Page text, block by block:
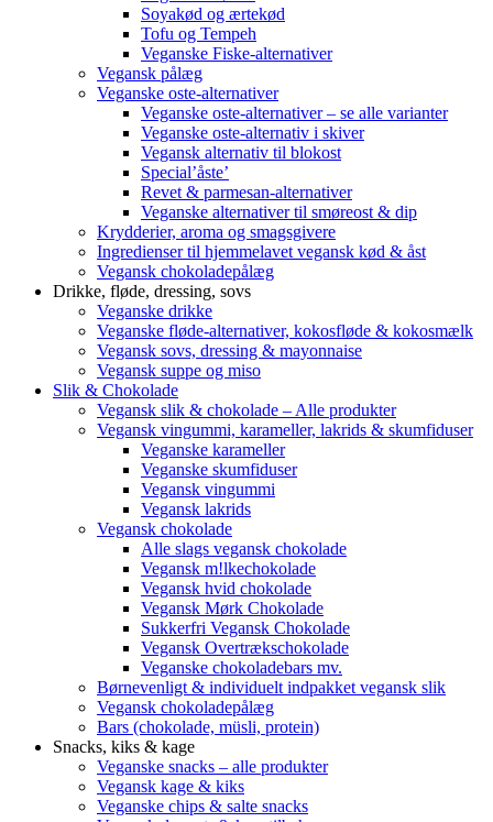
Soyakød og ærtekød
Tofu og Tempeh
Veganske Fiske-alternativer
Vegansk pålæg
Veganske oste-alternativer
Veganske oste-alternativer – se alle varianter
Veganske oste-alternativ i skiver
Vegansk alternativ til blokost
Special’åste’
Revet & parmesan-alternativer
Veganske alternativer til smøreost & dip
Krydderier, aroma og smagsgivere
Ingredienser til hjemmelavet vegansk kød & åst
Vegansk chokoladepålæg
Drikke, fløde, dressing, sovs
Veganske drikke
Veganske fløde-alternativer, kokosfløde & kokosmælk
Vegansk sovs, dressing & mayonnaise
Vegansk suppe og miso
Slik & Chokolade
Vegansk slik & chokolade – Alle produkter
Vegansk vingummi, karameller, lakrids & skumfiduser
Veganske karameller
Veganske skumfiduser
Vegansk vingummi
Vegansk lakrids
Vegansk chokolade
Alle slags vegansk chokolade
Vegansk m!lkechokolade
Vegansk hvid chokolade
Vegansk Mørk Chokolade
Sukkerfri Vegansk Chokolade
Vegansk Overtrækschokolade
Veganske chokoladebars mv.
Børnevenligt & individuelt indpakket vegansk slik
Vegansk chokoladepålæg
Bars (chokolade, müsli, protein)
Snacks, kiks & kage
Veganske snacks – alle produkter
Vegansk kage & kiks
Veganske chips & salte snacks